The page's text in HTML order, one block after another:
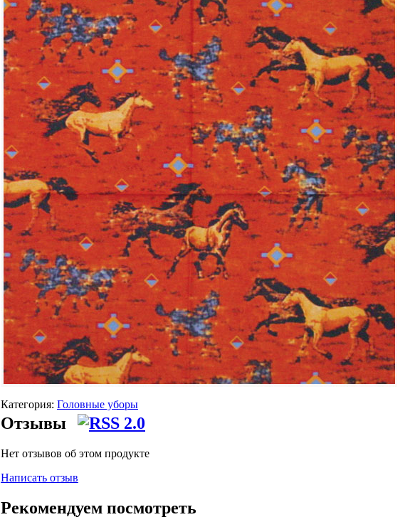
Категория: Головные уборы
Отзывы
Нет отзывов об этом продукте
Написать отзыв
Рекомендуем посмотреть